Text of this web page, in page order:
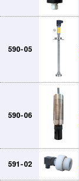
590-05
590-06
591-02